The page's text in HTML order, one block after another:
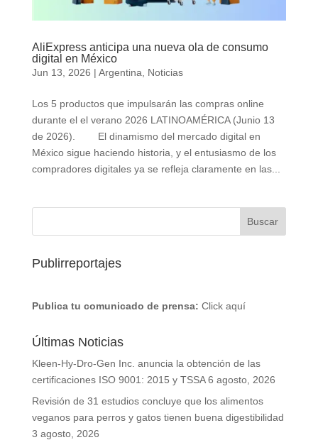
AliExpress anticipa una nueva ola de consumo
digital en México
Jun 13, 2026 | Argentina Noticias
Los 5 productos que impulsarán las compras online
durante el el verano 2026 LATINOAMÉRICA (Junio 13
de 2026). El dinamismo del mercado digital en
México sigue haciendo historia, y el entusiasmo de los
compradores digitales ya se refleja claramente en las...
Publirreportajes
Publica tu comunicado de prensa: Click aquí
Últimas Noticias
Kleen-Hy-Dro-Gen Inc. anuncia la obtención de las
certificaciones ISO 9001: 2015 y TSSA 6 agosto, 2026
Revisión de 31 estudios concluye que los alimentos
veganos para perros y gatos tienen buena digestibilidad
3 agosto, 2026